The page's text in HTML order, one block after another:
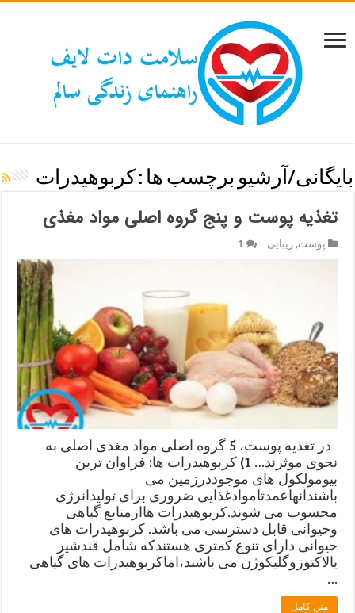
بایگانی/آرشیو برچسب ها : كربوهيدرات
تغذیه پوست و پنج گروه اصلی مواد مغذی
پوست,زیبایی 1
در تغذیه پوست، 5 گروه اصلی مواد مغذی اصلی به
نحوی موثرند… 1) کربوهیدرات ها: فراوان ترین
بیومولکول های موجوددرزمین می
باشندآنهاعمدتاموادغذایی ضروری برای تولیدانرژی
محسوب می شوند.کربوهیدرات هاازمنابع گیاهی
وحیوانی قابل دسترسی می باشد. کربوهیدرات های
حیوانی دارای تنوع کمتری هستندکه شامل قندشیر
یالاکتوزوگلیکوژن می باشند،اماکربوهیدرات های گیاهی
…
متن کامل